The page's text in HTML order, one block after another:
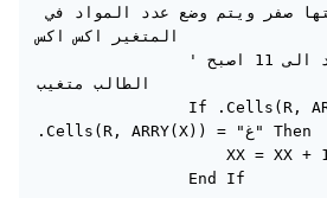
بها الطالب او درجتها صفر ويتم وضع عدد المواد في
المتغير اكس اكس
                'اذا وصل عدد المواد الى 11 اصبح
الطالب متغيب
                If .Cells(R, ARRY(X)) = 0 Or
.Cells(R, ARRY(X)) = "غ" Then
                    XX = XX + 1
                End If